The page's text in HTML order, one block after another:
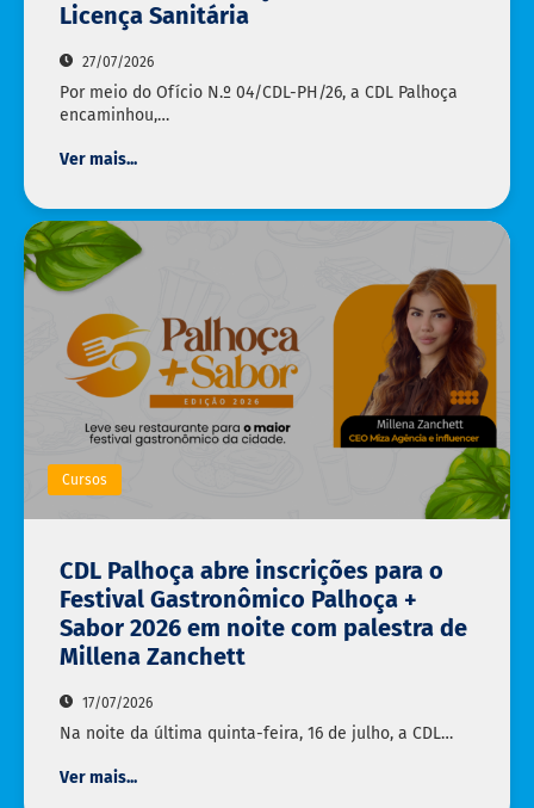
Licença Sanitária
27/07/2026
Por meio do Ofício N.º 04/CDL-PH/26, a CDL Palhoça
encaminhou,…
Ver mais...
Cursos
CDL Palhoça abre inscrições para o
Festival Gastronômico Palhoça +
Sabor 2026 em noite com palestra de
Millena Zanchett
17/07/2026
Na noite da última quinta-feira, 16 de julho, a CDL…
Ver mais...